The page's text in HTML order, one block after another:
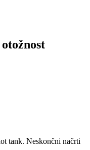
tank. Neskončni načrti